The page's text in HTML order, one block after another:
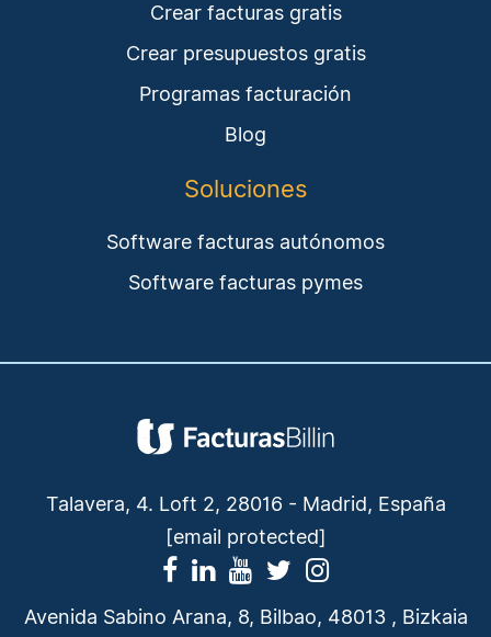
Crear facturas gratis
Crear presupuestos gratis
Programas facturación
Blog
Soluciones
Software facturas autónomos
Software facturas pymes
Talavera, 4. Loft 2, 28016 - Madrid, España
[email protected]
Avenida Sabino Arana, 8, Bilbao, 48013 , Bizkaia